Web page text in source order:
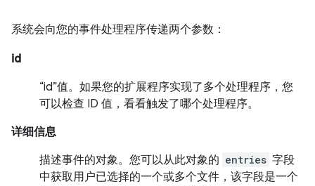
系统会向您的事件处理程序传递两个参数：
id
“id”值。如果您的扩展程序实现了多个处理程序，您
可以检查 ID 值，看看触发了哪个处理程序。
详细信息
描述事件的对象。您可以从此对象的 entries 字段
中获取用户已选择的一个或多个文件，该字段是一个